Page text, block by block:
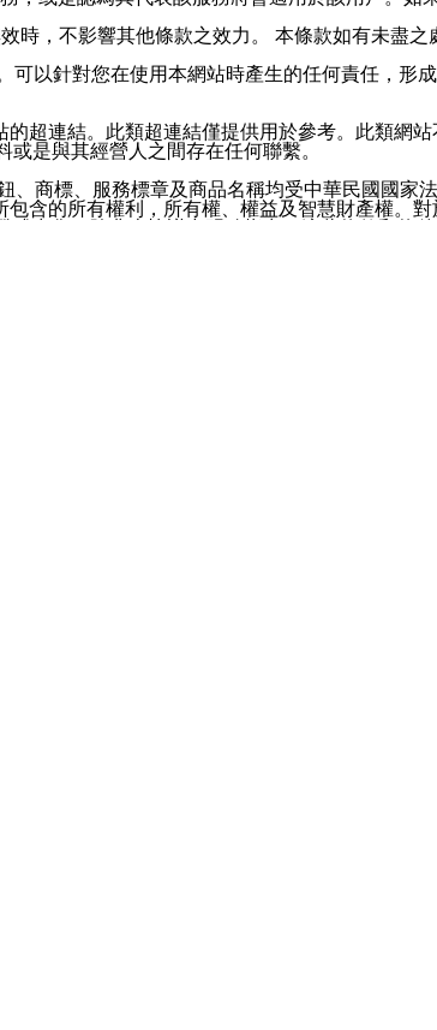
帳號或認證官方帳號的通知型訊息。
時，不影響其他條款之效力。 本條款如有未盡
可以針對您在使用本網站時產生的任何責任，
超連結。此類超連結僅提供用於參考。此類網
是與其經營人之間存在任何聯繫。
商標、服務標章及商品名稱均受中華民國國家
含的所有權利，所有權、權益及智慧財產權。